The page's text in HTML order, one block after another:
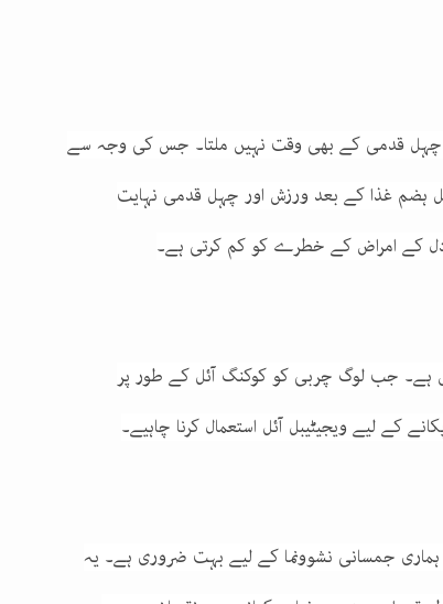
چہل قدمی کے بھی وقت نہیں ملتا۔ جس کی وجہ سے
ہضم غذا کے بعد ورزش اور چہل قدمی نہایت
کے امراض کے خطرے کو کم کرتی ہے۔
ہے۔ جب لوگ چربی کو کوکنگ آئل کے طور پر
کے لیے ویجیٹیبل آئل استعمال کرنا چاہیے۔
جمسانی نشوونما کے لیے بہت ضروری ہے۔ یہ